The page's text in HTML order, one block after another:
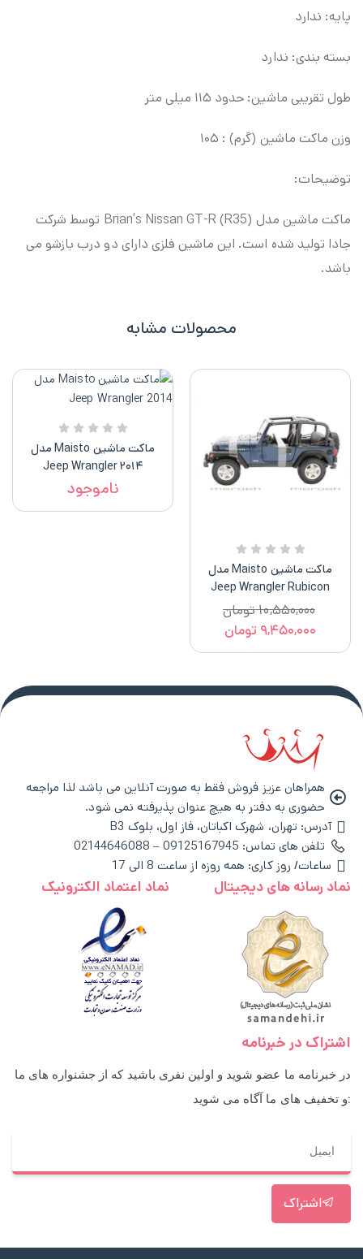
پایه: ندارد
بسته بندی: ندارد
طول تقریبی ماشین: حدود ۱۱۵ میلی متر
وزن ماکت ماشین (گرم) : ۱۰۵
توضیحات:
ماکت ماشین مدل Brian’s Nissan GT-R (R35)
توسط شرکت
جادا تولید شده است. این ماشین فلزی دارای دو درب بازشو می
باشد.
محصولات مشابه
ماکت ماشین Maisto مدل
Jeep Wrangler Rubicon
۱۰,۵۵۰,۰۰۰تومان
۹,۴۵۰,۰۰۰ تومان
ماکت ماشین Maisto مدل
۲۰۱۴ Jeep Wrangler
ناموجود
همراهان عزیز فروش فقط به صورت آنلاین می باشد لذا مراجعه
حضوری به دفتر به هیچ عنوان پذیرفته نمی شود.
آدرس: تهران، شهرک اکباتان، فاز اول، بلوک B3
تلفن های تماس: 09125167945 – 02144646088
ساعات/ روز کاری: همه روزه از ساعت 8 الی 17
نماد رسانه های دیجیتال نماد اعتماد الکترونیک
اشتراک در خبرنامه
در خبرنامه ما عضو شوید و اولین نفری باشید که از جشنواره های ما
و تخفیف های ما آگاه می شوید:
اشتراک